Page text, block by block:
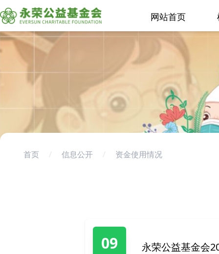
网站首页
首页 / 信息公开 / 资金使用情况
09 永荣公益基金会